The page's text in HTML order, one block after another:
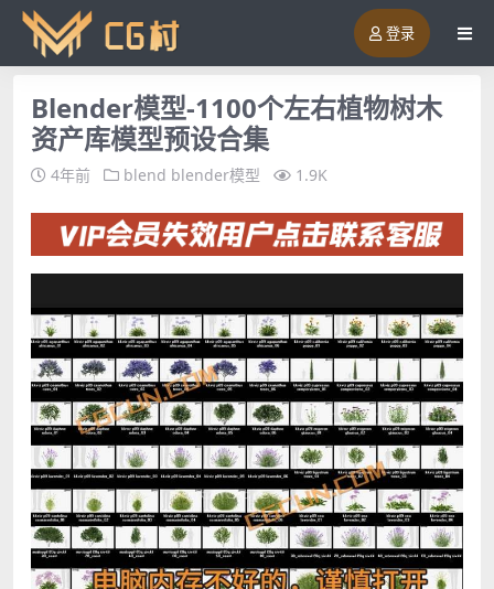
登录
Blender模型-1100个左右植物树木
资产库模型预设合集
4年前 blend blender模型 1.9K